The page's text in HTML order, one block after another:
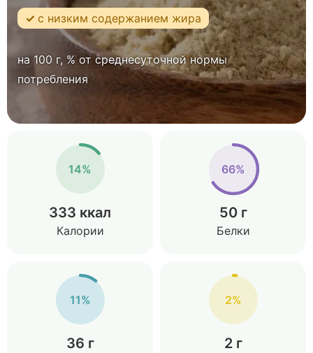
с низким содержанием жира
на 100 г, % от среднесуточной нормы
потребления
14%
333 ккал
Калории
66%
50 г
Белки
11%
36 г
2%
2 г